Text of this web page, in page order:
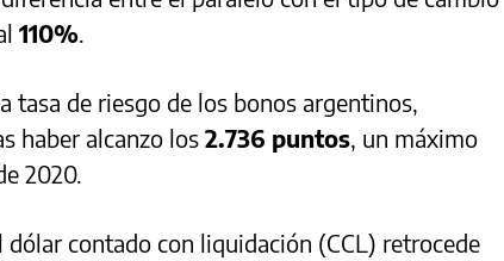
110%.
tasa de riesgo de los bonos argentinos,
haber alcanzo los2.736 puntos, un máximo
2020.
contado con liquidación (CCL) retrocede